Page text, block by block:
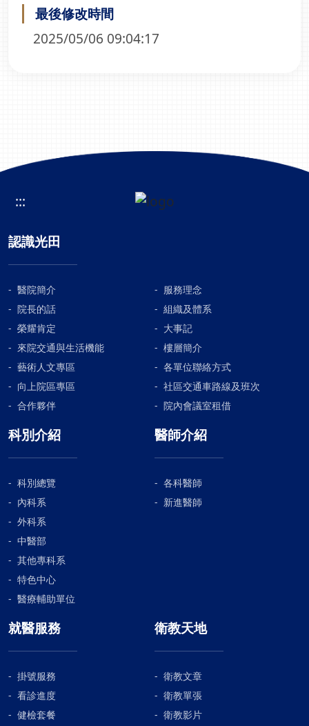
最後修改時間
2025/05/06 09:04:17
:::
認識光田
醫院簡介
服務理念
院長的話
組織及體系
榮耀肯定
大事記
來院交通與生活機能
樓層簡介
藝術人文專區
各單位聯絡方式
向上院區專區
社區交通車路線及班次
合作夥伴
院內會議室租借
科別介紹
科別總覽
內科系
外科系
中醫部
其他專科系
特色中心
醫療輔助單位
醫師介紹
各科醫師
新進醫師
就醫服務
掛號服務
看診進度
健檢套餐
衛教天地
衛教文章
衛教單張
衛教影片